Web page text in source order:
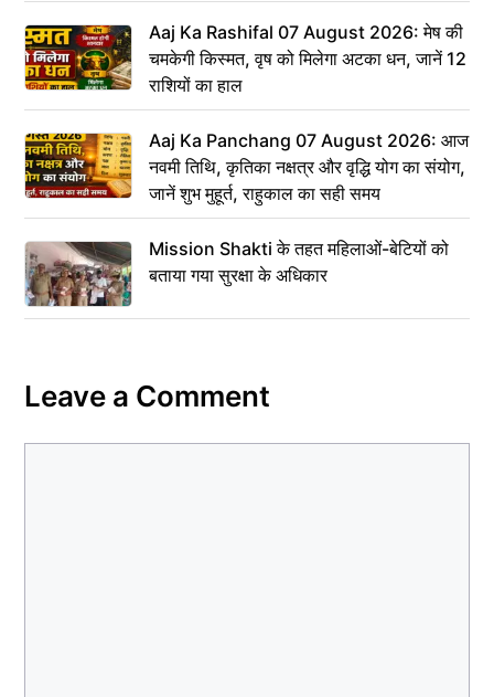
Aaj Ka Rashifal 07 August 2026: मेष की
चमकेगी किस्मत, वृष को मिलेगा अटका धन, जानें 12
राशियों का हाल
Aaj Ka Panchang 07 August 2026: आज
नवमी तिथि, कृतिका नक्षत्र और वृद्धि योग का संयोग,
जानें शुभ मुहूर्त, राहुकाल का सही समय
Mission Shakti के तहत महिलाओं-बेटियों को
बताया गया सुरक्षा के अधिकार
Leave a Comment